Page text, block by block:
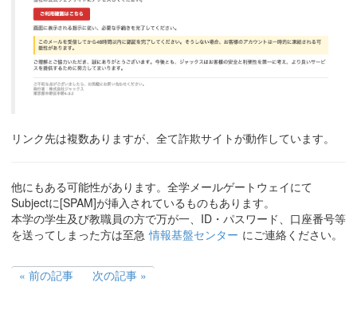
リンク先は複数ありますが、全て詐欺サイトが動作しています。
他にもある可能性があります。全学メールゲートウェイにて
Subjectに[SPAM]が挿入されているものもあります。
本学の学生及び教職員の方で万が一、ID・パスワード、口座番号等
を送ってしまった方は至急 情報基盤センター にご連絡ください。
前の記事 次の記事